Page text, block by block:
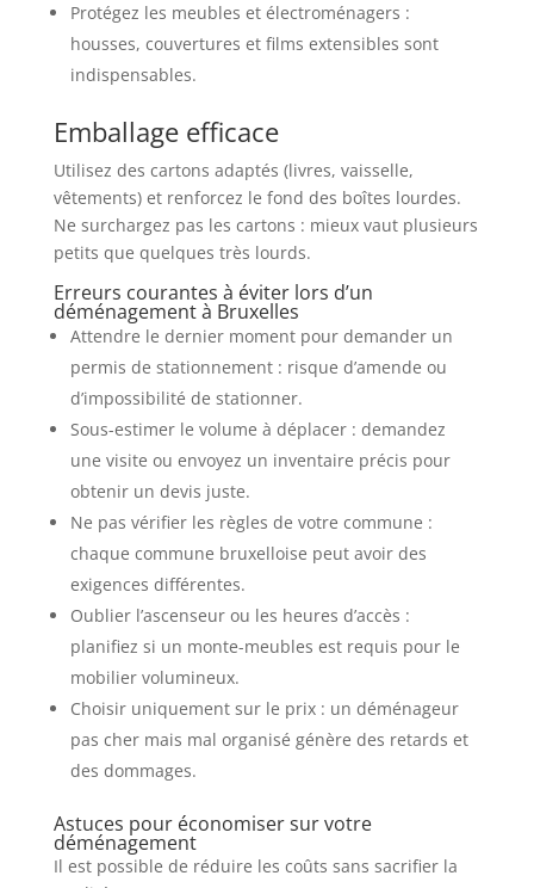
Protégez les meubles et électroménagers :
housses, couvertures et films extensibles sont
indispensables.
Emballage efficace
Utilisez des cartons adaptés (livres, vaisselle,
vêtements) et renforcez le fond des boîtes lourdes.
Ne surchargez pas les cartons : mieux vaut plusieurs
petits que quelques très lourds.
Erreurs courantes à éviter lors d’un
déménagement à Bruxelles
Attendre le dernier moment pour demander un
permis de stationnement : risque d’amende ou
d’impossibilité de stationner.
Sous-estimer le volume à déplacer : demandez
une visite ou envoyez un inventaire précis pour
obtenir un devis juste.
Ne pas vérifier les règles de votre commune :
chaque commune bruxelloise peut avoir des
exigences différentes.
Oublier l’ascenseur ou les heures d’accès :
planifiez si un monte-meubles est requis pour le
mobilier volumineux.
Choisir uniquement sur le prix : un déménageur
pas cher mais mal organisé génère des retards et
des dommages.
Astuces pour économiser sur votre
déménagement
Il est possible de réduire les coûts sans sacrifier la